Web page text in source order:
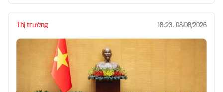
Thị trường 18:23, 08/08/2026